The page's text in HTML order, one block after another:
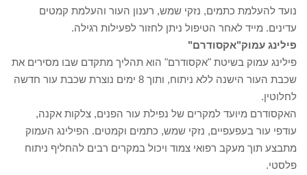
נועד להעלמת כתמים, נזקי שמש, רענון העור והעלמת קמטים
עדינים. מייד לאחר הטיפול ניתן לחזור לפעילות רגילה.
פילינג עמוק"אקסודרם"
פילינג עמוק בשיטת "אקסודרם" הוא תהליך מתקדם שבו מסירים את
שכבת העור הישנה ללא ניתוח, ותוך 8 ימים נוצרת שכבת עור חדשה
לחלוטין.
האקסודרם מיועד למקרים של נפילת עור הפנים, צלקות אקנה,
עודפי עור בעפעפיים, נזקי שמש, כתמים וקמטים. הפילינג העמוק
מתבצע תוך מעקב רפואי צמוד ויכול במקרים רבים להחליף ניתוח
פלסטי.